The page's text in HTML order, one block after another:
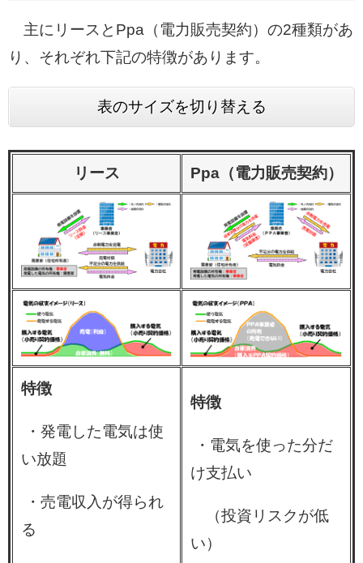
主にリースとPpa（電力販売契約）の2種類があ
り、それぞれ下記の特徴があります。
表のサイズを切り替える
リース Ppa（電力販売契約）
特徴
・発電した電気は使
い放題
・売電収入が得られ
る
特徴
・電気を使った分だ
け支払い
（投資リスクが低
い）